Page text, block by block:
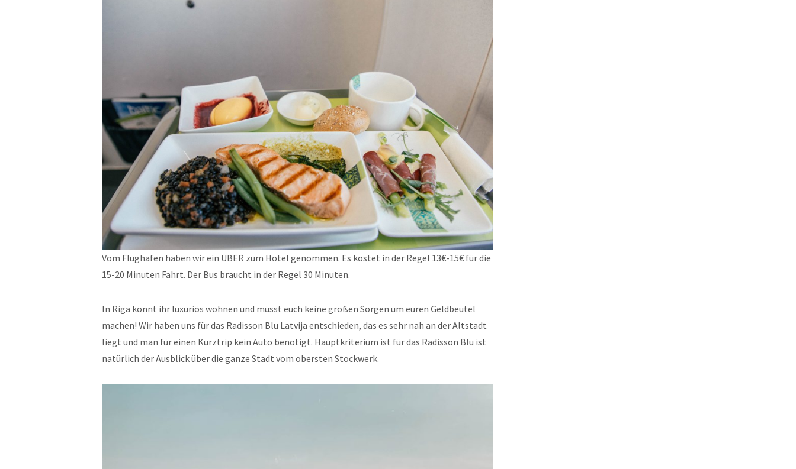
Vom Flughafen haben wir ein UBER zum Hotel genommen. Es kostet in der Regel 13€-15€ für die
15-20 Minuten Fahrt. Der Bus braucht in der Regel 30 Minuten.
In Riga könnt ihr luxuriös wohnen und müsst euch keine großen Sorgen um euren Geldbeutel
machen! Wir haben uns für das Radisson Blu Latvija entschieden, das es sehr nah an der Altstadt
liegt und man für einen Kurztrip kein Auto benötigt. Hauptkriterium ist für das Radisson Blu ist
natürlich der Ausblick über die ganze Stadt vom obersten Stockwerk.